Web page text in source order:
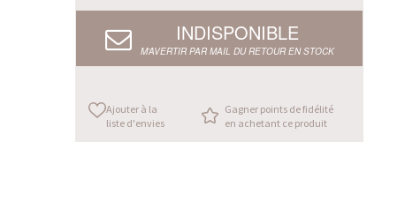
INDISPONIBLE
M’AVERTIR PAR MAIL DU RETOUR EN STOCK
Ajouter à la
liste d'envies
Gagner points de fidélité
en achetant ce produit